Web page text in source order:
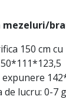
mezeluri/
150 cm
lucru: 0-7